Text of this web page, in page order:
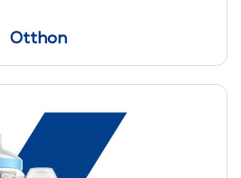
Otthon